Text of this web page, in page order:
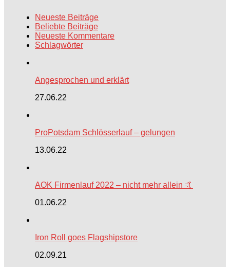
Neueste Beiträge
Beliebte Beiträge
Neueste Kommentare
Schlagwörter
Angesprochen und erklärt
27.06.22
ProPotsdam Schlösserlauf – gelungen
13.06.22
AOK Firmenlauf 2022 – nicht mehr allein 🤙
01.06.22
Iron Roll goes Flagshipstore
02.09.21